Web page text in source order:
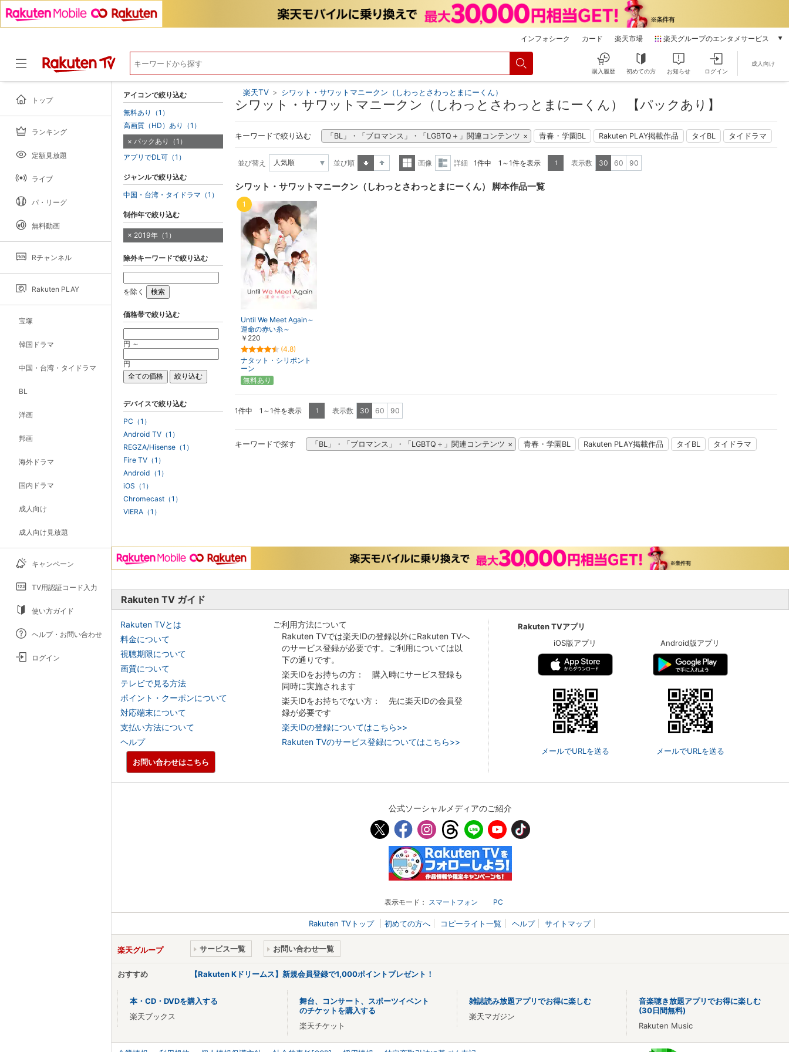
インフォシーク カード 楽天市場 楽天グループのエンタメサービス
本/ゲーム/CD/DVD
電子書籍
雑誌読み放題
動画配信
購入履歴 初めての方 お知らせ ログイン
成人向け
トップ
ランキング
定額見放題
ライブ
パ・リーグ
無料動画
Rチャンネル
Rakuten PLAY
宝塚
韓国ドラマ
中国・台湾・タイドラマ
BL
洋画
邦画
海外ドラマ
国内ドラマ
成人向け
成人向け見放題
キャンペーン
TV用認証コード入力
使い方ガイド
ヘルプ・お問い合わせ
ログイン
楽天TV > シワット・サワットマニークン（しわっとさわっとまにーくん）
シワット・サワットマニークン（しわっとさわっとまにーくん） 【パックあり】
キーワードで絞り込む 「BL」・「ブロマンス」・「LGBTQ＋」関連コンテンツ 青春・学園BL Rakuten PLAY掲載作品 タイBL タイドラマ
並び替え
並び順
表示
画像
表示
詳細 1件中 1～1件を表示 1 表示数 30 60 90
シワット・サワットマニークン（しわっとさわっとまにーくん） 脚本作品一覧
Until We Meet Again～
運命の赤い糸～
￥220
(4.8)
ナタット・シリポント
ーン
1
無料あり
1件中 1～1件を表示 1 表示数 30 60 90
キーワードで探す 「BL」・「ブロマンス」・「LGBTQ＋」関連コンテンツ 青春・学園BL Rakuten PLAY掲載作品 タイBL タイドラマ
アイコンで絞り込む
無料あり（1）
高画質（HD）あり（1）
パックあり（1）
アプリでDL可（1）
ジャンルで絞り込む
中国・台湾・タイドラマ（1）
制作年で絞り込む
2019年（1）
除外キーワードで絞り込む
を除く
価格帯で絞り込む
円 ～
円
デバイスで絞り込む
PC（1）
Android TV（1）
REGZA/Hisense（1）
Fire TV（1）
Android（1）
iOS（1）
Chromecast（1）
VIERA（1）
Rakuten TV ガイド
Rakuten TVとは
料金について
視聴期限について
画質について
テレビで見る方法
ポイント・クーポンについて
対応端末について
支払い方法について
ヘルプ
ご利用方法について
Rakuten TVでは楽天IDの登録以外にRakuten TVへ
のサービス登録が必要です。ご利用については以
下の通りです。
楽天IDをお持ちの方： 購入時にサービス登録も
同時に実施されます
楽天IDをお持ちでない方： 先に楽天IDの会員登
録が必要です
楽天IDの登録についてはこちら>>
Rakuten TVのサービス登録についてはこちら>>
Rakuten TVアプリ
iOS版アプリ
メールでURLを送る
Android版アプリ
メールでURLを送る
お問い合わせはこちら
公式ソーシャルメディアのご紹介
表示モード： スマートフォン PC
Rakuten TVトップ 初めての方へ コピーライト一覧 ヘルプ サイトマップ
楽天グループ サービス一覧 お問い合わせ一覧
おすすめ 【Rakuten Kドリームス】新規会員登録で1,000ポイントプレゼント！
本・CD・DVDを購入する
楽天ブックス
舞台、コンサート、スポーツイベント
のチケットを購入する
楽天チケット
雑誌読み放題アプリでお得に楽しむ
楽天マガジン
音楽聴き放題アプリでお得に楽しむ
(30日間無料)
Rakuten Music